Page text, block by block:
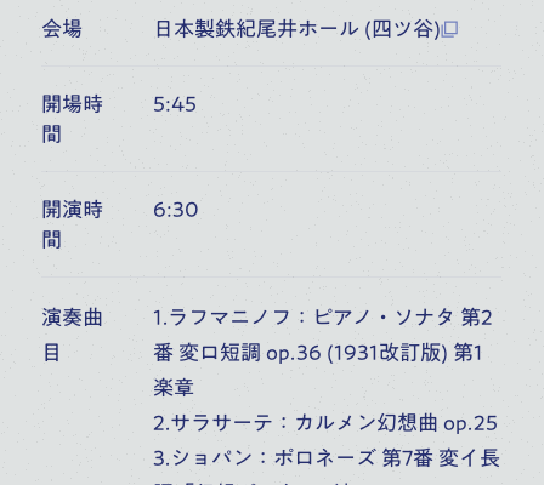
大学院大学（修士） 主催公演
11月
(
第54回室内楽定期演奏会 第1日
10:00
桐朋オーケストラ・アカデミー
会場 日本製鉄紀尾井ホール (四ツ谷)
開場時
間
5:45
開演時
間
6:30
演奏曲
目
1.ラフマニノフ：ピアノ・ソナタ 第2
番 変ロ短調 op.36 (1931改訂版) 第1
楽章
2.サラサーテ：カルメン幻想曲 op.25
3.ショパン：ポロネーズ 第7番 変イ長